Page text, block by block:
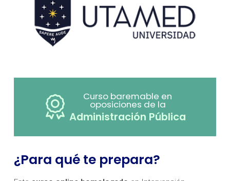
Curso baremable en
oposiciones de la
Administración Pública
¿Para qué te prepara?